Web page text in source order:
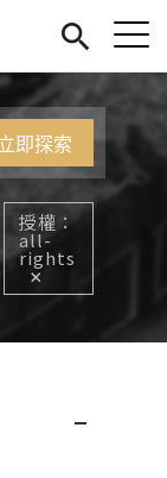
授權
all-
rights